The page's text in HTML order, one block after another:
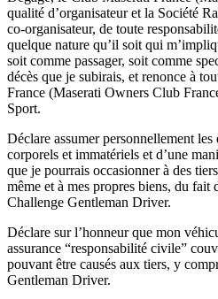
qualité d’organisateur et la Société
co-organisateur, de toute
quelque nature qu’il soit qui
soit comme passager, soit comme
décès que je subirais, et renonce à
France (Maserati Owners Club
Sport.
Déclare assumer personnellement
corporels et immatériels et d’une
que je pourrais occasionner à des
même et à mes propres biens, du fait
Challenge Gentleman Driver.
Déclare sur l’honneur que mon
assurance “responsabilité civile”
pouvant être causés aux tiers, y
Gentleman Driver.